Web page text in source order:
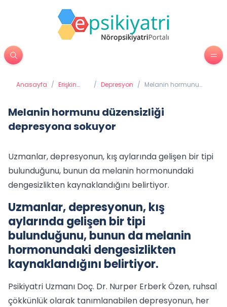
Anasayfa / Erişkin
/ Depresyon / Melanin hormunu
Melanin hormunu düzensizliği
depresyona sokuyor
Uzmanlar, depresyonun, kış aylarında gelişen bir tipi
bulunduğunu, bunun da melanin hormonundaki
dengesizlikten kaynaklandığını belirtiyor.
Uzmanlar, depresyonun, kış
aylarında gelişen bir tipi
bulunduğunu, bunun da melanin
hormonundaki dengesizlikten
kaynaklandığını belirtiyor.
Psikiyatri Uzmanı Doç. Dr. Nurper Erberk Özen, ruhsal
çökkünlük olarak tanımlanabilen depresyonun, her